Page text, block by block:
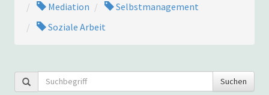
Mediation
Selbstmanagement
Soziale Arbeit
Suchen